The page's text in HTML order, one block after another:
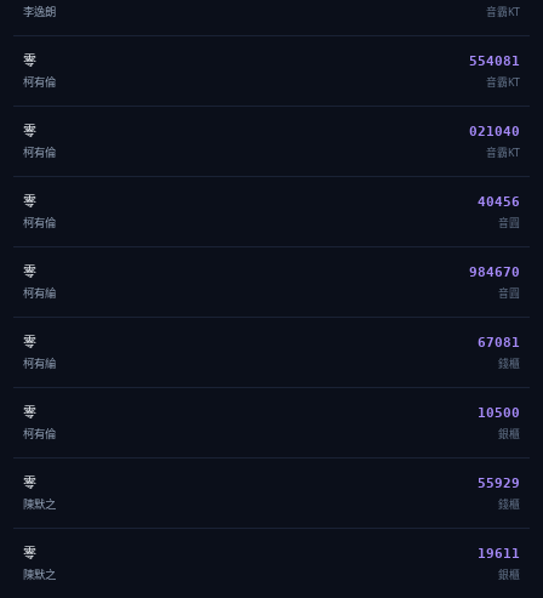
李逸朗 音霸KT
零
柯有倫
554081
音霸KT
零
柯有倫
021040
音霸KT
零
柯有倫
40456
音圓
零
柯有綸
984670
音圓
零
柯有綸
67081
錢櫃
零
柯有倫
10500
銀櫃
零
陳默之
55929
錢櫃
零
陳默之
19611
銀櫃